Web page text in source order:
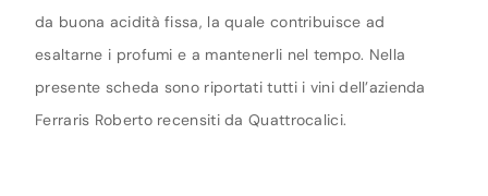
da buona acidità fissa, la quale contribuisce ad
esaltarne i profumi e a mantenerli nel tempo. Nella
presente scheda sono riportati tutti i vini dell’azienda
Ferraris Roberto recensiti da Quattrocalici.